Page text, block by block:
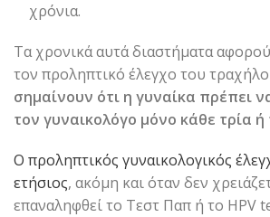
χρόνια.
Τα χρονικά αυτά διαστήματα
τον προληπτικό έλεγχο του
σημαίνουν ότι η γυναίκα πρέπει
τον γυναικολόγο μόνο κάθε τρία
Ο προληπτικός γυναικολογικός
ετήσιος, ακόμη και όταν δεν
επαναληφθεί το Τεστ Παπ ή το HPV